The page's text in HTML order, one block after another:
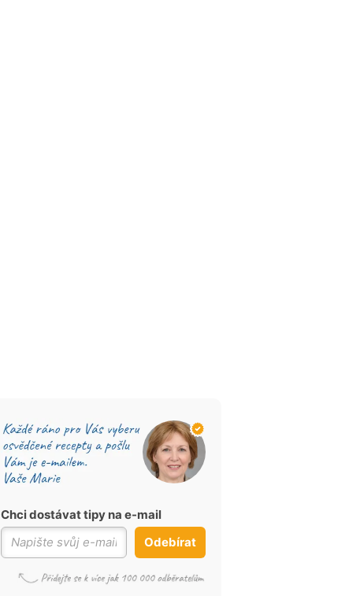
Chci dostávat tipy na e-mail
Odebírat